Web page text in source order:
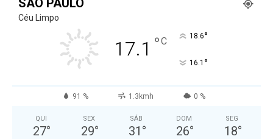
Céu Limpo
17.1 °C 18.6°
16.1 °
91 % 1.3kmh 0 %
QUI
27°
SEX
29°
SÁB
31 °
DOM
26°
SEG
18°